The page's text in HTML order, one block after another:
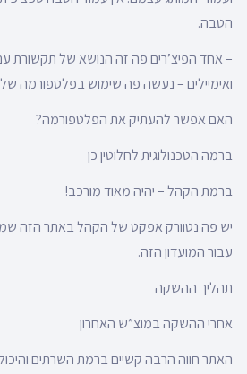
הטבה.
– אחד הפיצ’רים פה זה הנושא של
ואימיילים – נעשה פה שימוש בפלטפורמה
האם אפשר להעתיק את הפלטפורמה?
ברמה הטכנולוגית לחלוטין כן
ברמת הקהל – יהיה מאוד מורכב!
יש פה נטוורק אפקט של הקהל באתר הזה
עבור המועדון הזה.
תהליך ההשקה
אחרי ההשקה במוצ”ש האחרון
האתר חווה הרבה קשיים ברמת השרתים